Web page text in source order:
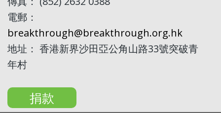
電郵：
breakthrough@breakthrough.org.hk
地址： 香港新界沙田亞公角山路33號突破青
年村
捐款